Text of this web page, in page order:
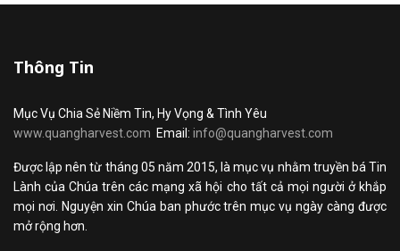
Thông Tin
Mục Vụ Chia Sẻ Niềm Tin, Hy Vọng & Tình Yêu
www.quangharvest.com Email: info@quangharvest.com
Được lập nên từ tháng 05 năm 2015, là mục vụ nhằm truyền bá Tin
Lành của Chúa trên các mạng xã hội cho tất cả mọi người ở khắp
mọi nơi. Nguyện xin Chúa ban phước trên mục vụ ngày càng được
mở rộng hơn.